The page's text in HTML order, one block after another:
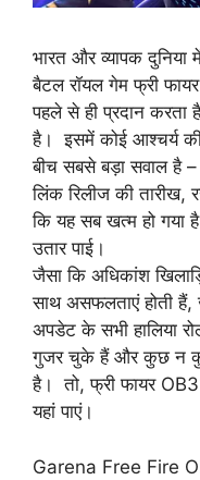
भारत और व्यापक
बैटल रॉयल गेम फ्री
पहले से ही प्रदान करता
है। इसमें कोई आश्चर्य
बीच सबसे बड़ा सवाल है
लिंक रिलीज की
कि यह सब खत्म हो गया
उतार पाई।
जैसा कि अधिकांश
साथ असफलताएं होती हैं,
अपडेट के सभी हालिया
गुजर चुके हैं और कुछ न
है। तो, फ्री फायर
यहां पाएं।
Garena Free Fire